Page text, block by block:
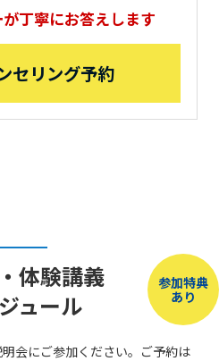
丁寧にお答えします
セリング予約
参加特典
あり
体験講義
ュール
会にご参加ください。ご予約は